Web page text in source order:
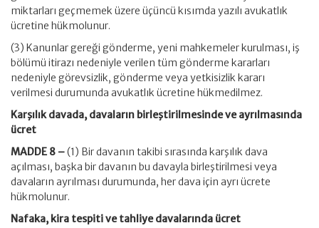
miktarları geçmemek üzere üçüncü kısımda yazılı avukatlık
ücretine hükmolunur.
(3) Kanunlar gereği gönderme, yeni mahkemeler kurulması, iş
bölümü itirazı nedeniyle verilen tüm gönderme kararları
nedeniyle görevsizlik, gönderme veya yetkisizlik kararı
verilmesi durumunda avukatlık ücretine hükmedilmez.
Karşılık davada, davaların birleştirilmesinde ve ayrılmasında
ücret
MADDE 8 –(1) Bir davanın takibi sırasında karşılık dava
açılması, başka bir davanın bu davayla birleştirilmesi veya
davaların ayrılması durumunda, her dava için ayrı ücrete
hükmolunur.
Nafaka, kira tespiti ve tahliye davalarında ücret